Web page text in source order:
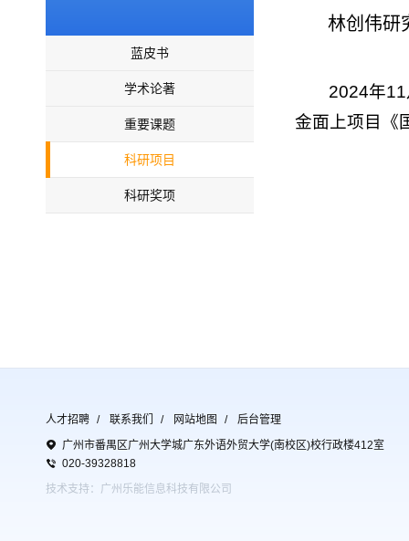
蓝皮书
学术论著
重要课题
科研项目
科研奖项
林创伟研
2024年
金面上项目《
人才招聘 联系我们 网站地图
后台管理
广州市番禺区广州大学城广东外语外贸大学(南校区)校行政楼412室
020-39328818
技术支持：广州乐能信息科技有限公司